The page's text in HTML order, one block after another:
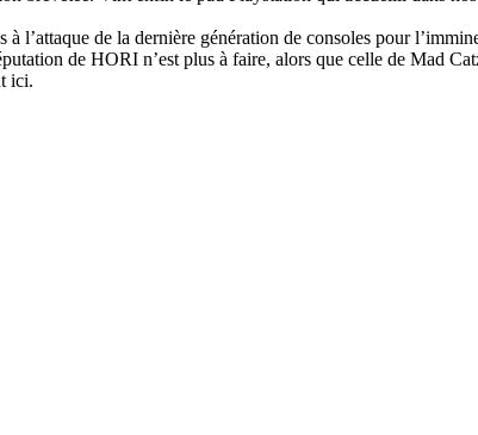
l’attaque de la dernière génération de consoles pour
de HORI n’est plus à faire, alors que celle de Mad
ici.